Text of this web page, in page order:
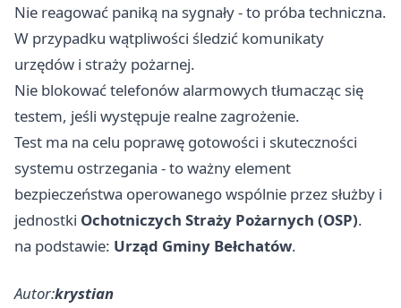
Nie reagować paniką na sygnały - to próba techniczna.
W przypadku wątpliwości śledzić komunikaty
urzędów i straży pożarnej.
Nie blokować telefonów alarmowych tłumacząc się
testem, jeśli występuje realne zagrożenie.
Test ma na celu poprawę gotowości i skuteczności
systemu ostrzegania - to ważny element
bezpieczeństwa operowanego wspólnie przez służby i
jednostki Ochotniczych Straży Pożarnych (OSP).
na podstawie: Urząd Gminy Bełchatów.
Autor:krystian